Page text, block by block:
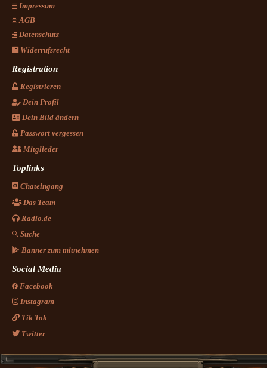
Impressum
AGB
Datenschutz
Widerrufsrecht
Registration
Registrieren
Dein Profil
Dein Bild ändern
Passwort vergessen
Mitglieder
Toplinks
Chateingang
Das Team
Radio.de
Suche
Banner zum mitnehmen
Social Media
Facebook
Instagram
Tik Tok
Twitter